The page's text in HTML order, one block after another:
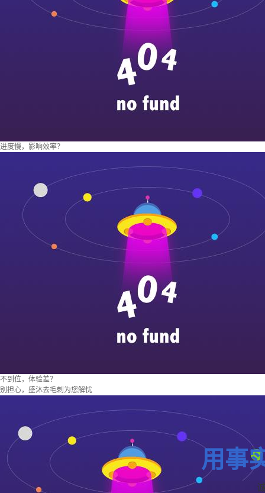
进度慢，影响效率？
不到位，体验差？
别担心，盛沐去毛刺为您解忧
用事